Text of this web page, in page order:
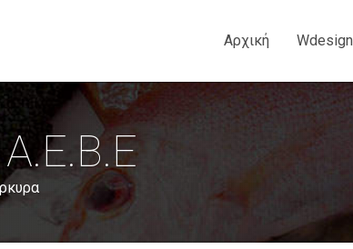
Αρχική Wdesign